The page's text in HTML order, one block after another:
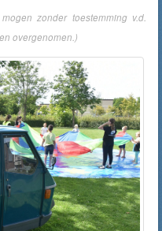
zonder toestemming v.d.
overgenomen.)